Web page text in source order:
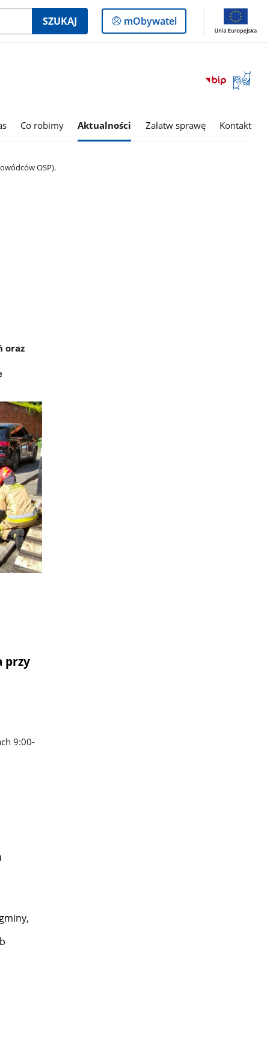
SZUKAJ
Logowanie
do
mObywatel
Otwórz
okno
języka
Co robimy Aktualności Załatw sprawę Kontakt
OSP).
oraz
przy
9:00-